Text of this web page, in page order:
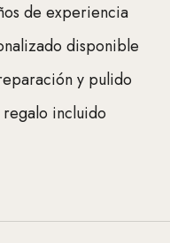
de experiencia
disponible
y pulido
incluido